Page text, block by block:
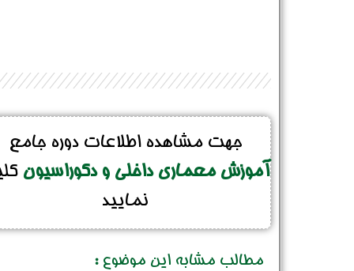
جهت مشاهده اطلاعات دوره جامع
آموزش معماری داخلی و دکوراسیون
نمایید
مطالب مشابه این موضوع :